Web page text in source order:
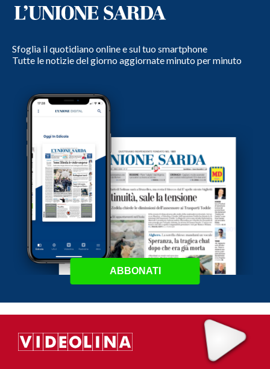
Sfoglia il quotidiano online e sul tuo smartphone
Tutte le notizie del giorno aggiornate minuto per minuto
ABBONATI